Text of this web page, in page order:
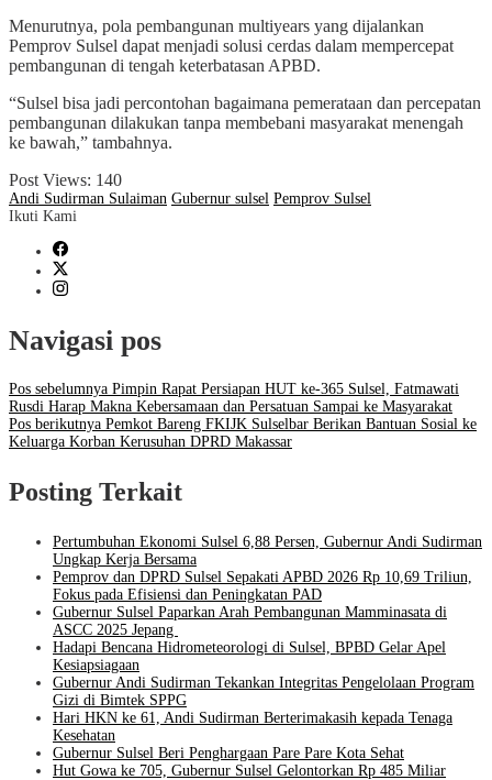
Menurutnya, pola pembangunan multiyears yang dijalankan
Pemprov Sulsel dapat menjadi solusi cerdas dalam mempercepat
pembangunan di tengah keterbatasan APBD.
“Sulsel bisa jadi percontohan bagaimana pemerataan dan percepatan
pembangunan dilakukan tanpa membebani masyarakat menengah
ke bawah,” tambahnya.
Post Views: 140
Andi Sudirman Sulaiman Gubernur sulsel Pemprov Sulsel
Ikuti Kami
Navigasi pos
Pos sebelumnya Pimpin Rapat Persiapan HUT ke-365 Sulsel, Fatmawati
Rusdi Harap Makna Kebersamaan dan Persatuan Sampai ke Masyarakat
Pos berikutnya Pemkot Bareng FKIJK Sulselbar Berikan Bantuan Sosial ke
Keluarga Korban Kerusuhan DPRD Makassar
Posting Terkait
Pertumbuhan Ekonomi Sulsel 6,88 Persen, Gubernur Andi Sudirman
Ungkap Kerja Bersama
Pemprov dan DPRD Sulsel Sepakati APBD 2026 Rp 10,69 Triliun,
Fokus pada Efisiensi dan Peningkatan PAD
Gubernur Sulsel Paparkan Arah Pembangunan Mamminasata di
ASCC 2025 Jepang
Hadapi Bencana Hidrometeorologi di Sulsel, BPBD Gelar Apel
Kesiapsiagaan
Gubernur Andi Sudirman Tekankan Integritas Pengelolaan Program
Gizi di Bimtek SPPG
Hari HKN ke 61, Andi Sudirman Berterimakasih kepada Tenaga
Kesehatan
Gubernur Sulsel Beri Penghargaan Pare Pare Kota Sehat
Hut Gowa ke 705, Gubernur Sulsel Gelontorkan Rp 485 Miliar